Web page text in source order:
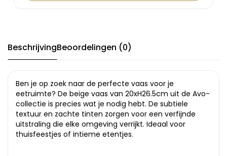
BeschrijvingBeoordelingen (0)
Ben je op zoek naar de perfecte vaas voor je
eetruimte? De beige vaas van 20xH26.5cm uit de Avo-
collectie is precies wat je nodig hebt. De subtiele
textuur en zachte tinten zorgen voor een verfijnde
uitstraling die elke omgeving verrijkt. Ideaal voor
thuisfeestjes of intieme etentjes.